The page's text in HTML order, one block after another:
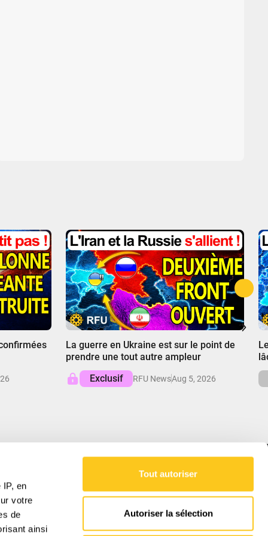
en
votre
de
ainsi
Tout autoriser
Autoriser la sélection
La guerre en Ukraine est sur le point de
prendre une tout autre ampleur
Exclusif
RFU NewsAug 5, 2026
affaires mondiales, démêlant les complexités
pour favoriser la compréhension des forces qui